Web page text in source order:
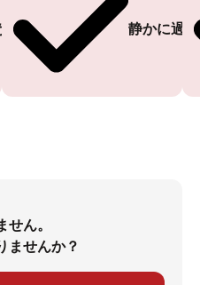
ある 静かに過
せん。
ませんか？